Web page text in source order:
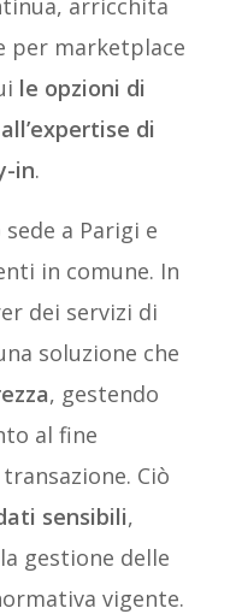
per marketplace
le opzioni di
di
in.
a Parigi e
in comune. In
dei servizi di
soluzione che
, gestendo
al fine
Ciò
sensibili,
gestione delle
vigente.